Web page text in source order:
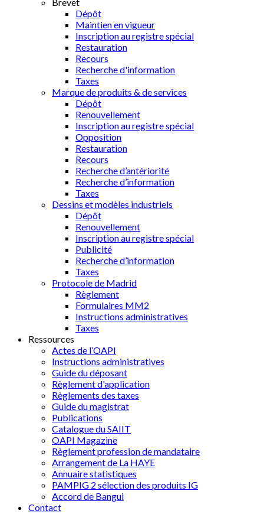
Brevet
Dépôt
Maintien en vigueur
Inscription au registre spécial
Restauration
Recours
Recherche d'information
Taxes
Marque de produits & de services
Dépôt
Renouvellement
Inscription au registre spécial
Opposition
Restauration
Recours
Recherche d’antériorité
Recherche d’information
Taxes
Dessins et modèles industriels
Dépôt
Renouvellement
Inscription au registre spécial
Publicité
Recherche d’information
Taxes
Protocole de Madrid
Règlement
Formulaires MM2
Instructions administratives
Taxes
Ressources
Actes de l’OAPI
Instructions administratives
Guide du déposant
Règlement d'application
Règlements des taxes
Guide du magistrat
Publications
Catalogue du SAIIT
OAPI Magazine
Règlement profession de mandataire
Arrangement de La HAYE
Annuaire statistiques
PAMPIG 2 sélection des produits IG
Accord de Bangui
Contact